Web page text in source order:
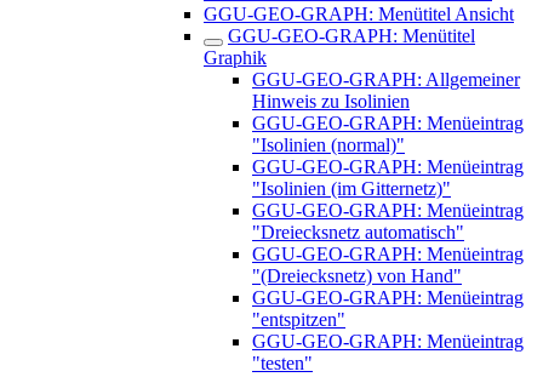
GGU-GEO-GRAPH: Menütitel Ansicht
GGU-GEO-GRAPH: Menütitel
Graphik
GGU-GEO-GRAPH: Allgemeiner
Hinweis zu Isolinien
GGU-GEO-GRAPH: Menüeintrag
"Isolinien (normal)"
GGU-GEO-GRAPH: Menüeintrag
"Isolinien (im Gitternetz)"
GGU-GEO-GRAPH: Menüeintrag
"Dreiecksnetz automatisch"
GGU-GEO-GRAPH: Menüeintrag
"(Dreiecksnetz) von Hand"
GGU-GEO-GRAPH: Menüeintrag
"entspitzen"
GGU-GEO-GRAPH: Menüeintrag
"testen"